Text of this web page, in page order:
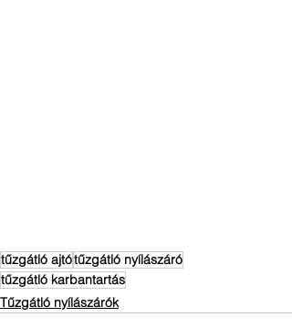
tűzgátló ajtótűzgátló nyílászáró
tűzgátló karbantartás
Tűzgátló nyílászárók